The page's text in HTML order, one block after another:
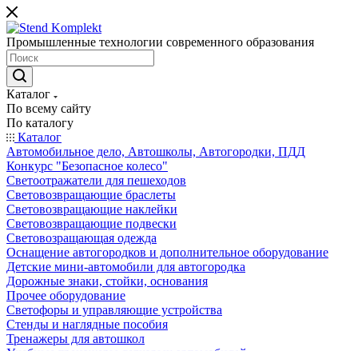
Промышленные технологии современного образования
Каталог
По всему сайту
По каталогу
Каталог
Автомобильное дело, Автошколы, Автогородки, ПДД
Конкурс "Безопасное колесо"
Светоотражатели для пешеходов
Световозвращающие браслеты
Световозвращающие наклейки
Световозвращающие подвески
Световозращающая одежда
Оснащение автогородков и дополнительное оборудование
Детские мини-автомобили для автогородка
Дорожные знаки, стойки, основания
Прочее оборудование
Светофоры и управляющие устройства
Стенды и наглядные пособия
Тренажеры для автошкол